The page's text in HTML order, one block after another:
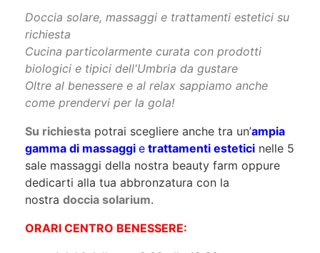
massaggi laterali
Doccia solare, massaggi e trattamenti estetici su
richiesta
Cucina particolarmente curata con prodotti
biologici e tipici dell'Umbria da gustare
come prendervi per la gola!
Su richiestapotrai scegliere anche tra un’ampia
gamma di massaggietrattamenti estetici
sale massaggi della nostra beauty farm oppure
nostra doccia solarium.